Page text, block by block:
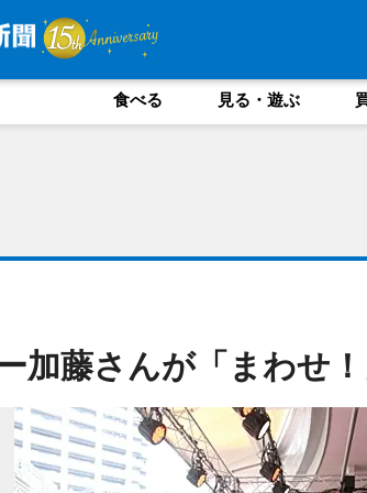
食べる 見る・遊ぶ
加藤さんが「まわせ